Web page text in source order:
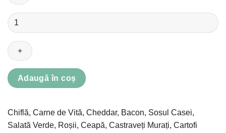
Cantitate
Beef
Burger
Adaugă în coș
Chiflă, Carne de Vită, Cheddar, Bacon, Sosul Casei,
Salată Verde, Roșii, Ceapă, Castraveți Murați, Cartofi